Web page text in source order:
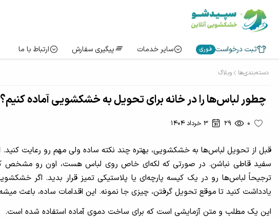
ثبت درخواست فوری سایر خدمات پیگیری سفارش ارتباط با ما
وبلاگ دسته‌بندی‌ها
چطور لباس‌ها را در خانه برای تحویل به خشکشویی آماده کنیم؟
0
29 3 خرداد 1404
قبل از تحویل لباس‌ها به خشکشویی، بهتره چند نکته ساده ولی مهم رو رعایت
سفید قاطی نباشن. در صورتی که لکه‌ای خاص روی لباس هست، اون رو مشخص
ترجیحاً لباس‌ها رو در یک کیسه پارچه‌ای یا پلاستیکی تمیز قرار بدید. اگر
یادداشت کنید تا موقع تحویل گرفتن، چیزی جا نمونه. این اقدامات ساده، باعث
این یک مطلب و متن آزمایشی است که برای ساخت دموی آماده استفاده شده است.